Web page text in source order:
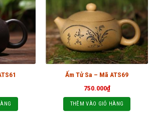
Ấm Tử Sa – Mã ATS69
750.000₫
THÊM VÀO GIỎ HÀNG